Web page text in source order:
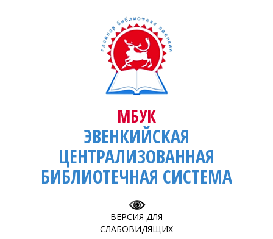
МБУК
ЭВЕНКИЙСКАЯ
ЦЕНТРАЛИЗОВАННАЯ
БИБЛИОТЕЧНАЯ СИСТЕМА
ВЕРСИЯ ДЛЯ
СЛАБОВИДЯЩИХ